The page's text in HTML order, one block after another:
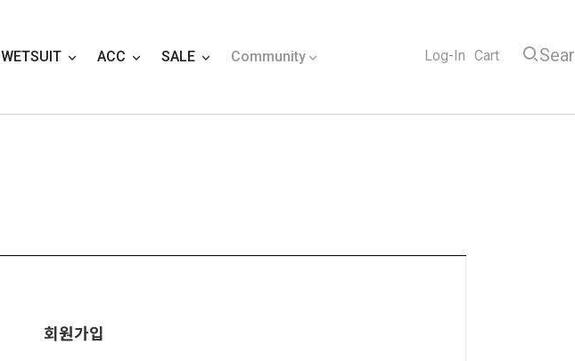
WETSUIT ACC SALE Community Log-In Cart
회원가입